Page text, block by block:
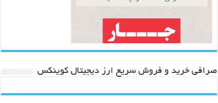
صرافی خرید و فروش سریع ارز دیجیتال کوینکس